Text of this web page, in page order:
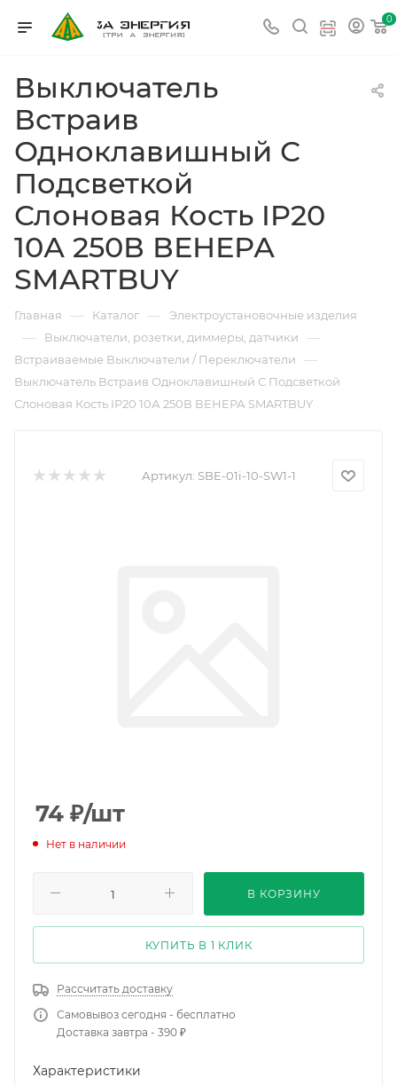
0
Выключатель
Встраив
Одноклавишный С
Подсветкой
Слоновая Кость IP20
10А 250В ВЕНЕРА
SMARTBUY
Главная — Каталог — Электроустановочные изделия
— Выключатели, розетки, диммеры, датчики —
Встраиваемые Выключатели / Переключатели —
Выключатель Встраив Одноклавишный С Подсветкой
Слоновая Кость IP20 10А 250В ВЕНЕРА SMARTBUY
Артикул: SBE-01i-10-SW1-1
74 ₽/шт
Нет в наличии
В КОРЗИНУ
КУПИТЬ В 1 КЛИК
Рассчитать доставку
Самовывоз сегодня - бесплатно
Доставка завтра - 390 ₽
Характеристики